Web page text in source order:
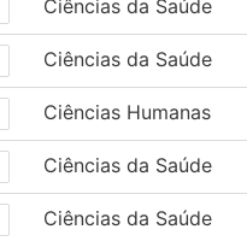
Ciências da Saúde
Ciências da Saúde
Ciências Humanas
Ciências da Saúde
Ciências da Saúde